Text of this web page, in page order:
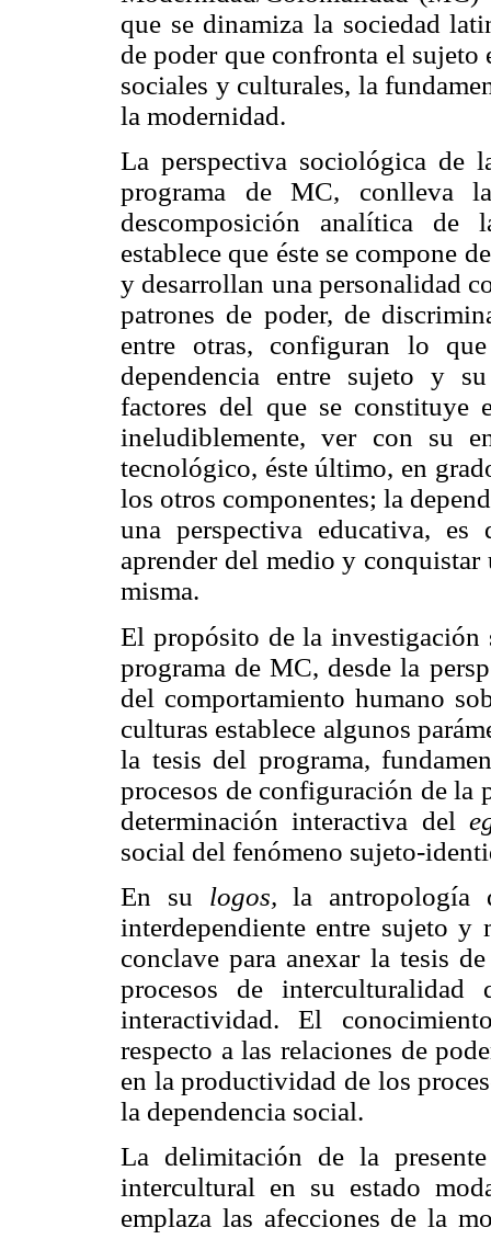
que se dinamiza la sociedad
de poder que confronta el
sociales y culturales, la
la modernidad.
La perspectiva sociológica de
programa de MC, conlleva
descomposición analítica de
establece que éste se compone
y desarrollan una personalidad
patrones de poder, de
entre otras, configuran lo
dependencia entre sujeto y
factores del que se constituye
ineludiblemente, ver con su
tecnológico, éste último, en
los otros componentes; la
una perspectiva educativa,
aprender del medio y
misma.
El propósito de la investigación
programa de MC, desde la
del comportamiento humano
culturas establece algunos
la tesis del programa,
procesos de configuración de la
determinación interactiva del
social del fenómeno sujeto-
En su logos, la antropología
interdependiente entre sujeto y
conclave para anexar la tesis
procesos de
interactividad. El
respecto a las relaciones de
en la productividad de los
la dependencia social.
La delimitación de la
intercultural en su estado
emplaza las afecciones de la